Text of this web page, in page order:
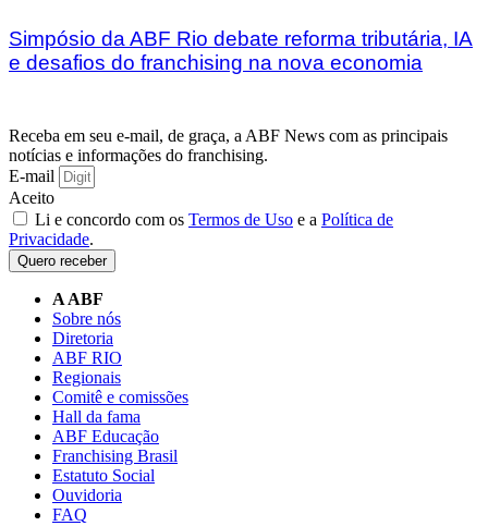
Simpósio da ABF Rio debate reforma tributária, IA
e desafios do franchising na nova economia
Receba em seu e-mail, de graça, a ABF News com as principais
notícias e informações do franchising.
E-mail
Aceito
Li e concordo com os Termos de Uso e a Política de
Privacidade.
Quero receber
A ABF
Sobre nós
Diretoria
ABF RIO
Regionais
Comitê e comissões
Hall da fama
ABF Educação
Franchising Brasil
Estatuto Social
Ouvidoria
FAQ